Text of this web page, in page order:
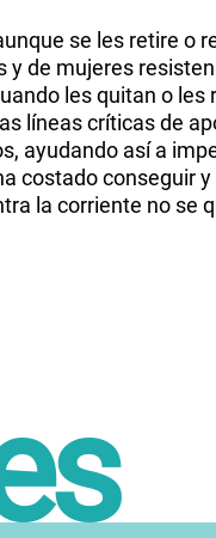
se les retire o
de mujeres
les quitan o les
líneas críticas de
ayudando así a
costado conseguir
la corriente no se